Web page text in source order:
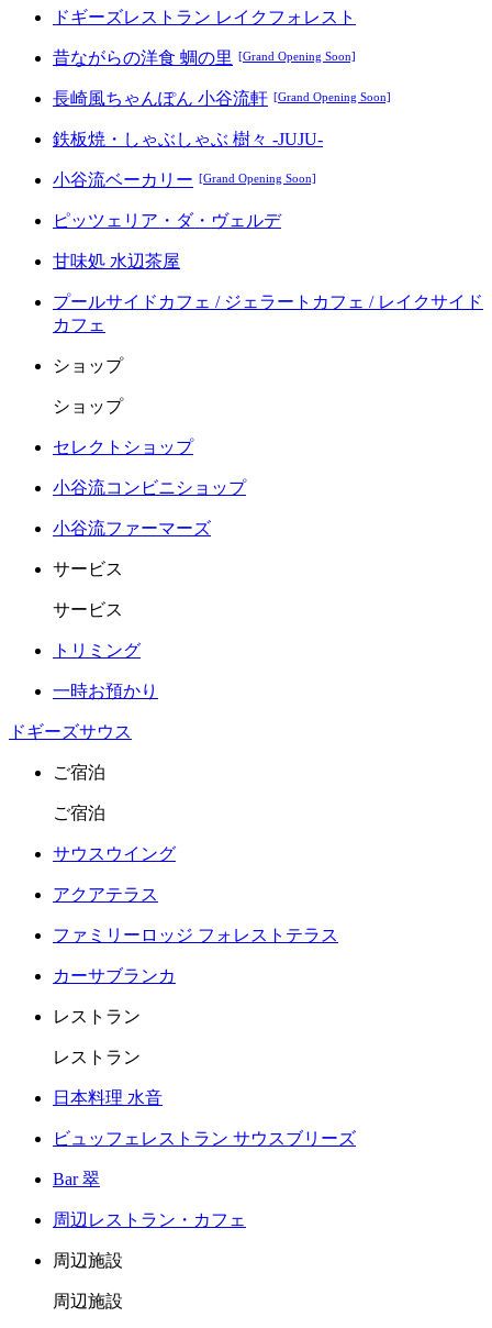
ドギーズレストラン レイクフォレスト
昔ながらの洋食 蜩の里 [Grand Opening Soon]
長崎風ちゃんぽん 小谷流軒 [Grand Opening Soon]
鉄板焼・しゃぶしゃぶ 樹々 -JUJU-
小谷流ベーカリー [Grand Opening Soon]
ピッツェリア・ダ・ヴェルデ
甘味処 水辺茶屋
プールサイドカフェ / ジェラートカフェ / レイクサイド
カフェ
ショップ
ショップ
セレクトショップ
小谷流コンビニショップ
小谷流ファーマーズ
サービス
サービス
トリミング
一時お預かり
ドギーズサウス
ご宿泊
ご宿泊
サウスウイング
アクアテラス
ファミリーロッジ フォレストテラス
カーサブランカ
レストラン
レストラン
日本料理 水音
ビュッフェレストラン サウスブリーズ
Bar 翠
周辺レストラン・カフェ
周辺施設
周辺施設